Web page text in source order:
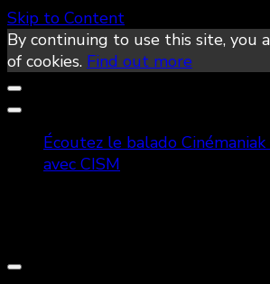
Skip to Content
By continuing to use this site, you
of cookies. Find out more
Écoutez le balado
avec CISM